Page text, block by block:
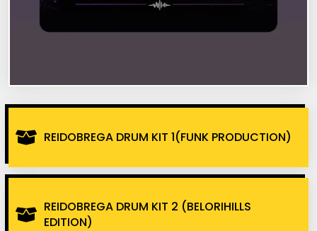
REIDOBREGA DRUM KIT 1(FUNK PRODUCTION)
REIDOBREGA DRUM KIT 2 (BELORIHILLS
EDITION)